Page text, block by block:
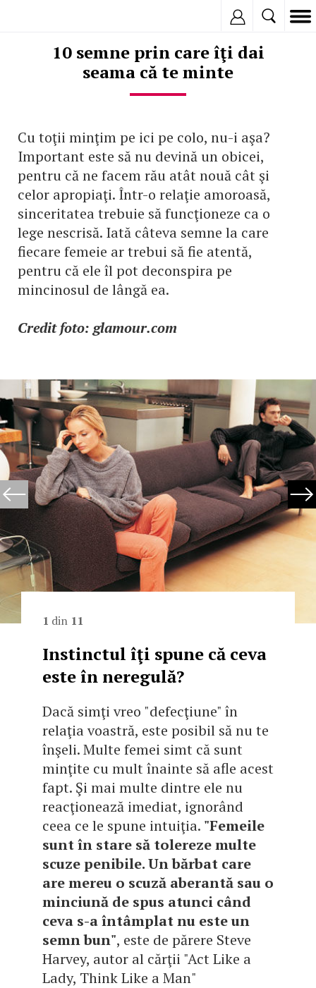
10 semne prin care îţi dai
seama că te minte
Cu toţii minţim pe ici pe colo, nu-i aşa?
Important este să nu devină un obicei,
pentru că ne facem rău atât nouă cât şi
celor apropiaţi. Într-o relaţie amoroasă,
sinceritatea trebuie să funcţioneze ca o
lege nescrisă. Iată câteva semne la care
fiecare femeie ar trebui să fie atentă,
pentru că ele îl pot deconspira pe
mincinosul de lângă ea.
Credit foto: glamour.com
1 din 11
Instinctul îţi spune că ceva
este în neregulă?
Dacă simţi vreo "defecţiune" în
relaţia voastră, este posibil să nu te
înşeli. Multe femei simt că sunt
minţite cu mult înainte să afle acest
fapt. Şi mai multe dintre ele nu
reacţionează imediat, ignorând
ceea ce le spune intuiţia. "Femeile
sunt în stare să tolereze multe
scuze penibile. Un bărbat care
are mereu o scuză aberantă sau o
minciună de spus atunci când
ceva s-a întâmplat nu este un
semn bun", este de părere Steve
Harvey, autor al cărţii "Act Like a
Lady, Think Like a Man"